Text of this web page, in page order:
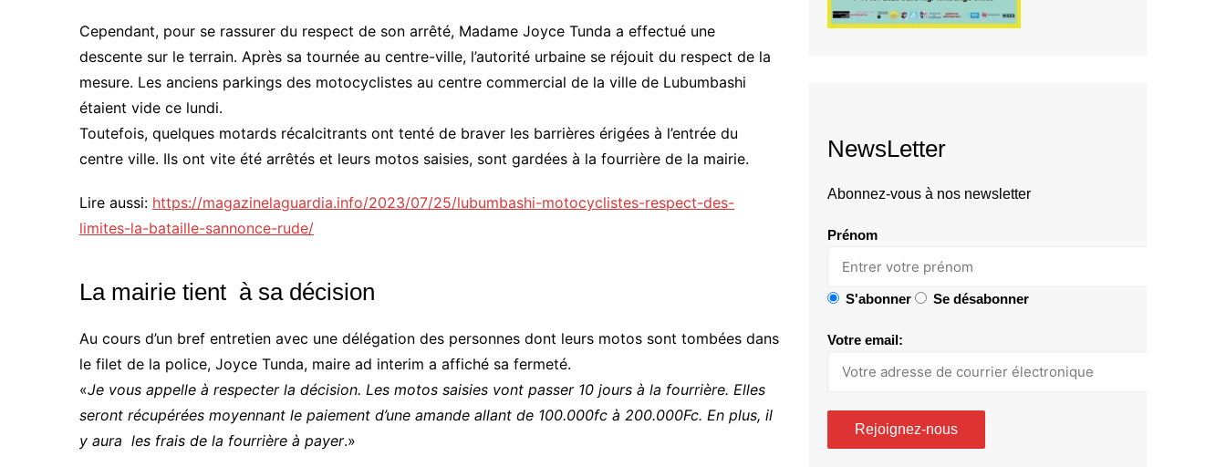
Cependant, pour se rassurer du respect de son arrêté, Madame Joyce Tunda a effectué une
descente sur le terrain. Après sa tournée au centre-ville, l’autorité urbaine se réjouit du respect de la
mesure. Les anciens parkings des motocyclistes au centre commercial de la ville de Lubumbashi
étaient vide ce lundi.
Toutefois, quelques motards récalcitrants ont tenté de braver les barrières érigées à l’entrée du
centre ville. Ils ont vite été arrêtés et leurs motos saisies, sont gardées à la fourrière de la mairie.
Lire aussi: https://magazinelaguardia.info/2023/07/25/lubumbashi-motocyclistes-respect-des-
limites-la-bataille-sannonce-rude/
La mairie tient à sa décision
Au cours d’un bref entretien avec une délégation des personnes dont leurs motos sont tombées dans
le filet de la police, Joyce Tunda, maire ad interim a affiché sa fermeté.
«Je vous appelle à respecter la décision. Les motos saisies vont passer 10 jours à la fourrière. Elles
seront récupérées moyennant le paiement d’une amande allant de 100.000fc à 200.000Fc. En plus, il
y aura les frais de la fourrière à payer.»
NewsLetter
Abonnez-vous à nos newsletter
Prénom
S'abonner Se désabonner
Votre email: